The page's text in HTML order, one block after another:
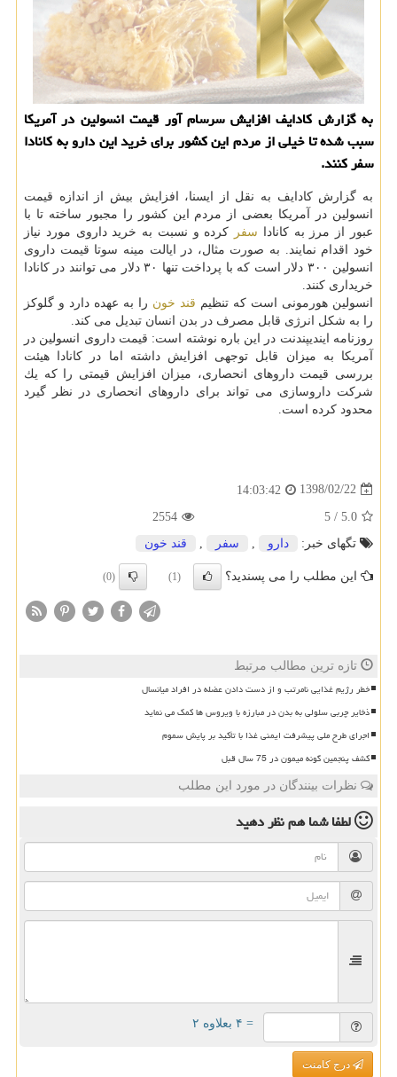
به گزارش كادایف افزایش سرسام آور قیمت انسولین در آمریكا
سبب شده تا خیلی از مردم این كشور برای خرید این دارو به كانادا
سفر كنند.
به گزارش كادایف به نقل از ایسنا، افزایش بیش از اندازه قیمت
انسولین در آمریكا بعضی از مردم این كشور را مجبور ساخته تا با
عبور از مرز به كانادا سفر
كرده و نسبت به خرید داروی مورد نیاز
خود اقدام نمایند. به صورت مثال، در ایالت مینه سوتا قیمت داروی
انسولین ۳۰۰ دلار است كه با پرداخت تنها ۳۰ دلار می توانند در كانادا
خریداری كنند.
انسولین هورمونی است كه تنظیم قند خون را به عهده دارد و گلوكز
را به شكل انرژی قابل مصرف در بدن انسان تبدیل می كند.
روزنامه ایندیپندنت در این باره نوشته است: قیمت داروی انسولین در
آمریكا به میزان قابل توجهی افزایش داشته اما در كانادا هیئت
بررسی قیمت داروهای انحصاری، میزان افزایش قیمتی را كه یك
شركت داروسازی می تواند برای داروهای انحصاری در نظر گیرد
محدود كرده است.
1398/02/22
14:03:42
5.0
/
5
2554
تگهای خبر:
دارو سفر قند خون
این مطلب را می پسندید؟ (1)
(0)
تازه ترین مطالب مرتبط
خطر رژیم غذایی نامرتب و از دست دادن عضله در افراد میانسال
ذخایر چربی سلولی به بدن در مبارزه با ویروس ها کمک می نماید
اجرای طرح ملی پیشرفت ایمنی غذا با تأکید بر پایش سموم
کشف پنجمین گونه میمون در 75 سال قبل
نظرات بینندگان در مورد این مطلب
لطفا شما همنظر دهید
= ۴ بعلاوه ۲
درج کامنت